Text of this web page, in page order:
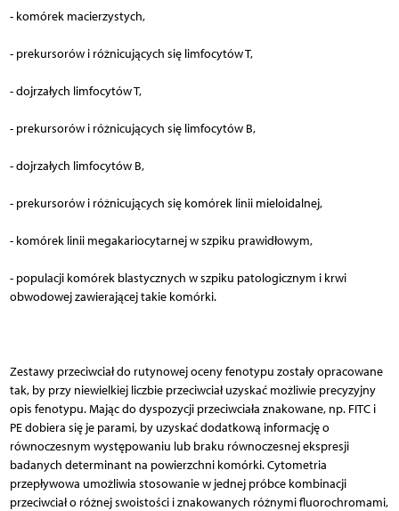
- komórek macierzystych,
- prekursorów i różnicujących się limfocytów T,
- dojrzałych limfocytów T,
- prekursorów i różnicujących się limfocytów B,
- dojrzałych limfocytów B,
- prekursorów i różnicujących się komórek linii mieloidalnej,
- komórek linii megakariocytarnej w szpiku prawidłowym,
- populacji komórek blastycznych w szpiku patologicznym i krwi
obwodowej zawierającej takie komórki.
Zestawy przeciwciał do rutynowej oceny fenotypu zostały opracowane
tak, by przy niewielkiej liczbie przeciwciał uzyskać możliwie precyzyjny
opis fenotypu. Mając do dyspozycji przeciwciała znakowane, np. FITC i
PE dobiera się je parami, by uzyskać dodatkową informację o
równoczesnym występowaniu lub braku równoczesnej ekspresji
badanych determinant na powierzchni komórki. Cytometria
przepływowa umożliwia stosowanie w jednej próbce kombinacji
przeciwciał o różnej swoistości i znakowanych różnymi fluorochromami,